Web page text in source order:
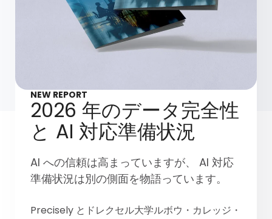
NEW REPORT
2026 年のデータ完全性
と AI 対応準備状況
AI への信頼は高まっていますが、 AI 対応
準備状況は別の側面を物語っています。
Precisely とドレクセル大学ルボウ・カレッジ・